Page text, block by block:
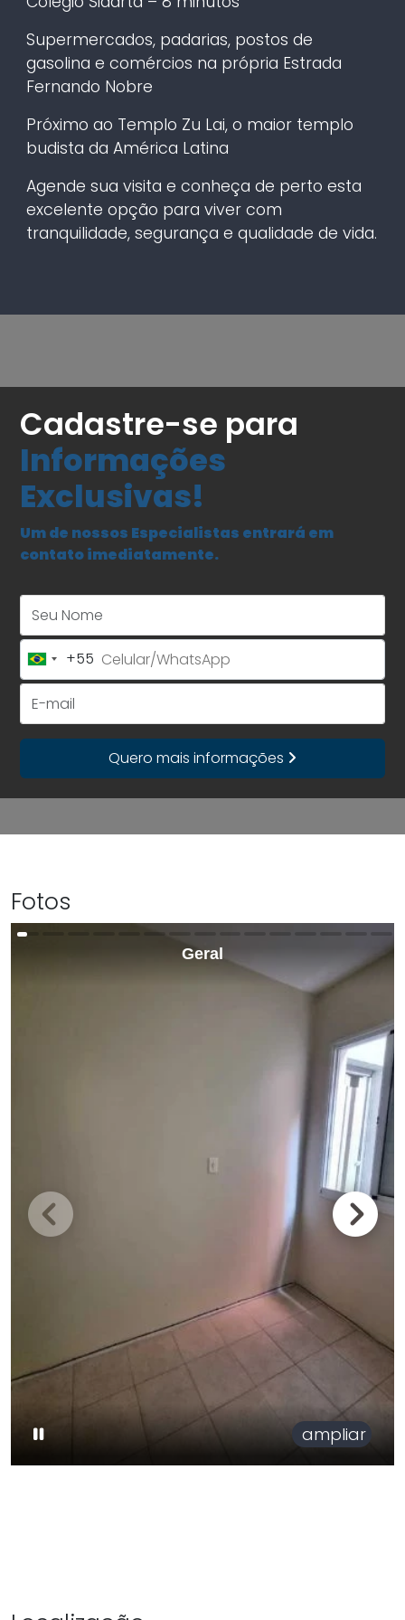
Supermercados, padarias, postos de
gasolina e comércios na própria Estrada
Fernando Nobre
Próximo ao Templo Zu Lai, o maior templo
budista da América Latina
Agende sua visita e conheça de perto esta
excelente opção para viver com
tranquilidade, segurança e qualidade de vida.
Cadastre-se para
Informações
Exclusivas!
Um de nossos Especialistas entrará em
contato imediatamente.
Brazil
+55
+55
Quero mais informações
Fotos
Geral
ampliar